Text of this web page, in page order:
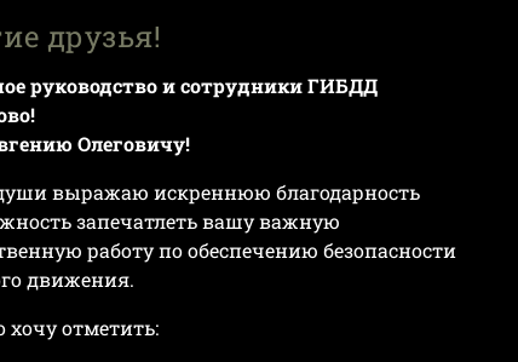
друзья!
руководство и сотрудники ГИБДД
Олеговичу!
выражаю искреннюю благодарность
запечатлеть вашу важную
работу по обеспечению безопасности
движения.
хочу отметить: